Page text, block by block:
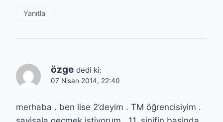
Yanıtla
özge dedi ki:
07 Nisan 2014, 22:40
merhaba . ben lise 2’deyim . TM öğrencisiyim .